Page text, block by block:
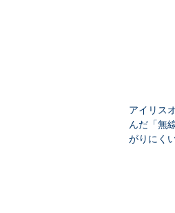
演習
CTF for
「バイ
ように
アイリス
んだ「無
がりにく